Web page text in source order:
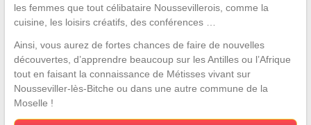
les femmes que tout célibataire Noussevillerois, comme la
cuisine, les loisirs créatifs, des conférences …
Ainsi, vous aurez de fortes chances de faire de nouvelles
découvertes, d’apprendre beaucoup sur les Antilles ou l’Afrique
tout en faisant la connaissance de Métisses vivant sur
Nousseviller-lès-Bitche ou dans une autre commune de la
Moselle !